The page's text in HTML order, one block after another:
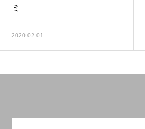
ミ
2020.02.01